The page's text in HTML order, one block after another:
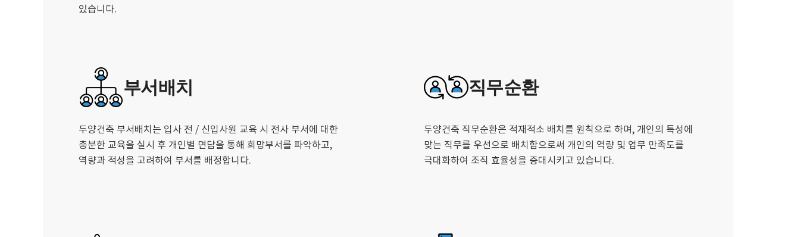
있습니다.
부서배치
두양건축 부서배치는 입사 전 / 신입사원 교육 시 전사 부서에 대한
충분한 교육을 실시 후 개인별 면담을 통해 희망부서를 파악하고,
역량과 적성을 고려하여 부서를 배정합니다.
직무순환
두양건축 직무순환은 적재적소 배치를 원칙으로 하며, 개인의 특성에
맞는 직무를 우선으로 배치함으로써 개인의 역량 및 업무 만족도를
극대화하여 조직 효율성을 증대시키고 있습니다.